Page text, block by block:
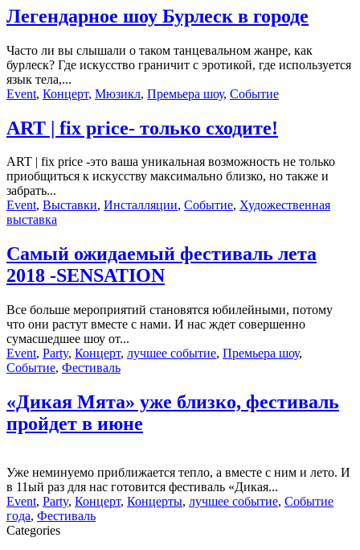
Легендарное шоу Бурлеск в городе
Часто ли вы слышали о таком танцевальном жанре, как
бурлеск? Где искусство граничит с эротикой, где используется
язык тела,...
Event, Концерт, Мюзикл, Премьера шоу, Событие
ART | fix price- только сходите!
ART | fix price -это ваша уникальная возможность не только
приобщиться к искусству максимально близко, но также и
забрать...
Event, Выставки, Инсталляции, Событие, Художественная
выставка
Самый ожидаемый фестиваль лета
2018 -SENSATION
Все больше мероприятий становятся юбилейными, потому
что они растут вместе с нами. И нас ждет совершенно
сумасшедшее шоу от...
Event, Party, Концерт, лучшее событие, Премьера шоу,
Событие, Фестиваль
«Дикая Мята» уже близко, фестиваль
пройдет в июне
Уже неминуемо приближается тепло, а вместе с ним и лето. И
в 11ый раз для нас готовится фестиваль «Дикая...
Event, Party, Концерт, Концерты, лучшее событие, Событие
года, Фестиваль
Categories